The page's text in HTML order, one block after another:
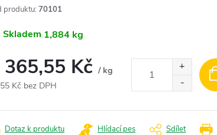
produktu: 70101
Skladem 1,884 kg
365,55 Kč / kg
Kč bez DPH
Dotaz k produktu Hlídací pes Sdílet